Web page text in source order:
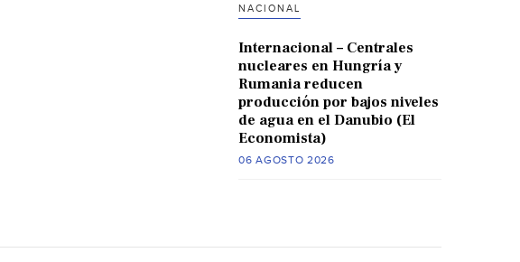
NACIONAL
Internacional – Centrales
nucleares en Hungría y
Rumania reducen
producción por bajos niveles
de agua en el Danubio (El
Economista)
06 AGOSTO 2026